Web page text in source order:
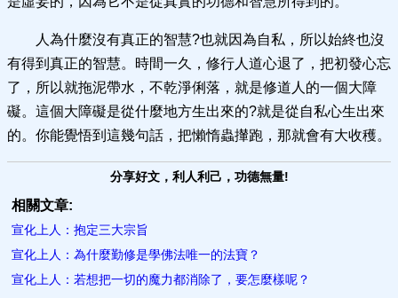
人為什麼沒有真正的智慧?也就因為自私，所以始終也沒
有得到真正的智慧。時間一久，修行人道心退了，把初發心忘
了，所以就拖泥帶水，不乾淨俐落，就是修道人的一個大障
礙。這個大障礙是從什麼地方生出來的?就是從自私心生出來
的。你能覺悟到這幾句話，把懶惰蟲攆跑，那就會有大收穫。
分享好文，利人利己，功德無量!
相關文章:
宣化上人：抱定三大宗旨
宣化上人：為什麼勤修是學佛法唯一的法寶？
宣化上人：若想把一切的魔力都消除了，要怎麼樣呢？